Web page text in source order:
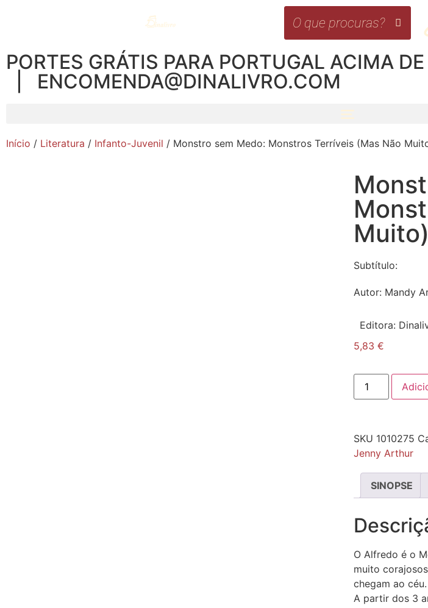
PORTES GRÁTIS PARA PORTUGAL ACIMA
| ENCOMENDA@DINALIVRO.COM
Início / Literatura / Infanto-Juvenil / Monstro sem Medo: Monstros Terríveis (Mas Não
Muito)
Subtítulo:
Autor: Mandy
Editora:
5,83 €
SKU 1010275
Jenny Arthur
SINOPSE
O Alfredo é o
muito
chegam ao céu.
A partir dos 3